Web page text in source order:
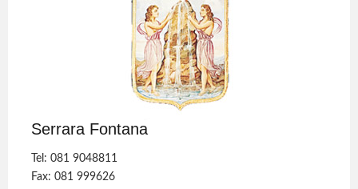
Serrara Fontana
Tel: 081 9048811
Fax: 081 999626